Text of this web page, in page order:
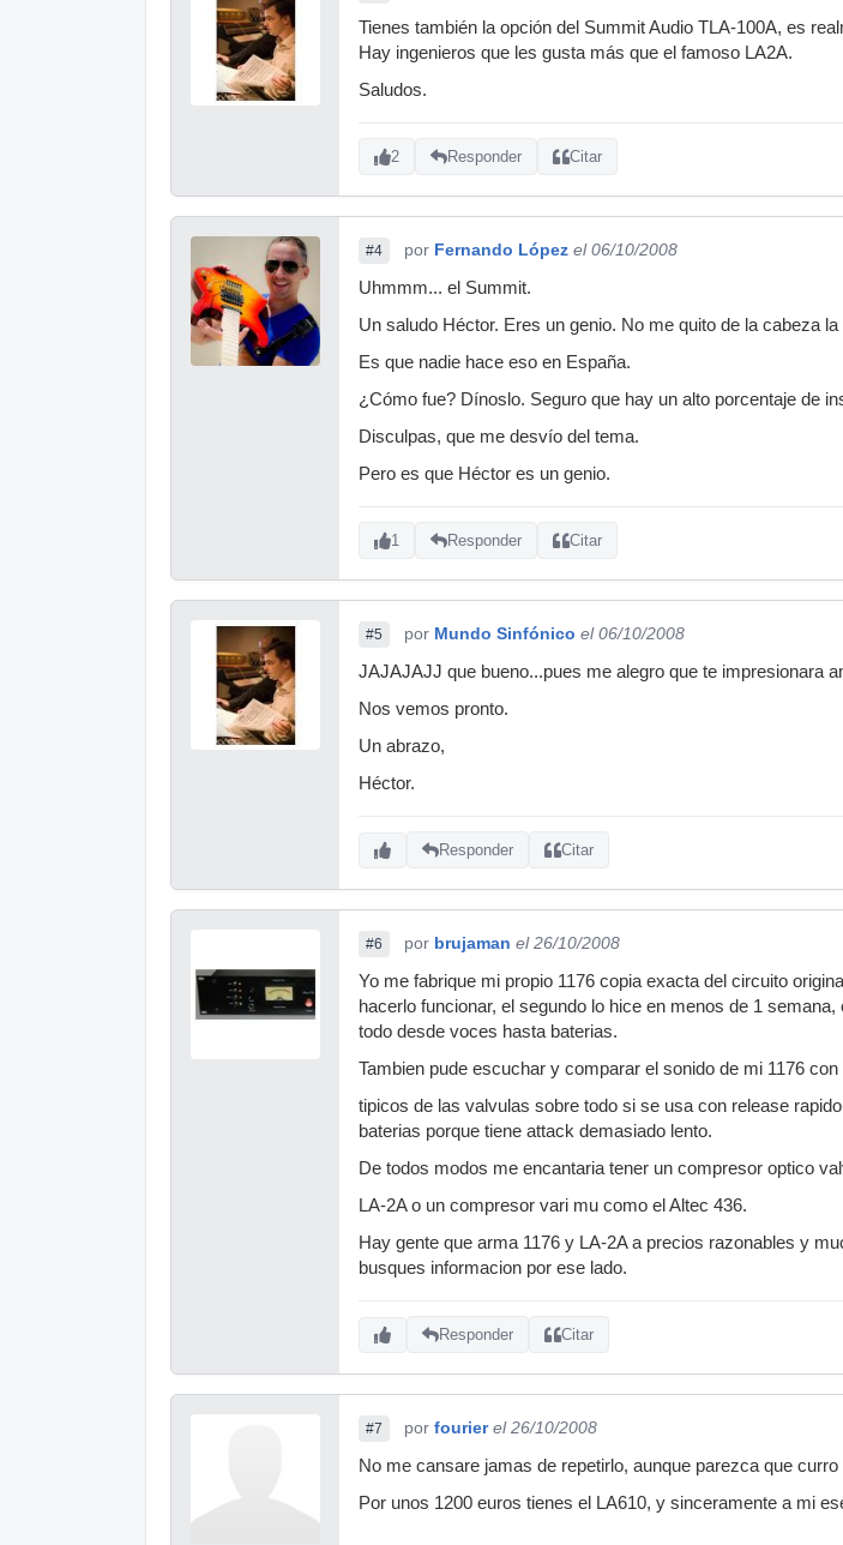
Tienes también la opción del Summit Audio TLA-100A, es
Hay ingenieros que les gusta más que el famoso LA2A.
Saludos.
2 Responder Citar
#4 por Fernando López el 06/10/2008
Uhmmm... el Summit.
Un saludo Héctor. Eres un genio. No me quito de la cabeza
Es que nadie hace eso en España.
¿Cómo fue? Dínoslo. Seguro que hay un alto porcentaje de
Disculpas, que me desvío del tema.
Pero es que Héctor es un genio.
1 Responder Citar
#5 por Mundo Sinfónico el 06/10/2008
JAJAJAJJ que bueno...pues me alegro que te impresionara
Nos vemos pronto.
Un abrazo,
Héctor.
Responder Citar
#6 por brujaman el 26/10/2008
Yo me fabrique mi propio 1176 copia exacta del circuito
hacerlo funcionar, el segundo lo hice en menos de 1
todo desde voces hasta baterias.
Tambien pude escuchar y comparar el sonido de mi 1176
tipicos de las valvulas sobre todo si se usa con release
baterias porque tiene attack demasiado lento.
De todos modos me encantaria tener un compresor optico
LA-2A o un compresor vari mu como el Altec 436.
Hay gente que arma 1176 y LA-2A a precios razonables y
busques informacion por ese lado.
Responder Citar
#7 por fourier el 26/10/2008
No me cansare jamas de repetirlo, aunque parezca que
Por unos 1200 euros tienes el LA610, y sinceramente a mi